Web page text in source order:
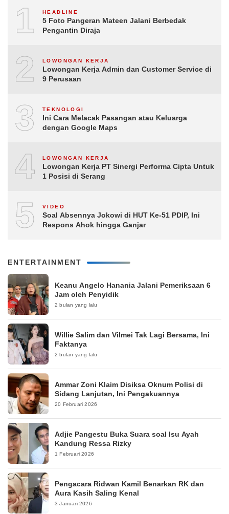
1 HEADLINE
5 Foto Pangeran Mateen Jalani Berbedak
Pengantin Diraja
2 LOWONGAN KERJA
Lowongan Kerja Admin dan Customer Service di
9 Perusaan
3 TEKNOLOGI
Ini Cara Melacak Pasangan atau Keluarga
dengan Google Maps
4 LOWONGAN KERJA
Lowongan Kerja PT Sinergi Performa Cipta Untuk
1 Posisi di Serang
5 VIDEO
Soal Absennya Jokowi di HUT Ke-51 PDIP, Ini
Respons Ahok hingga Ganjar
ENTERTAINMENT
Keanu Angelo Hanania Jalani Pemeriksaan 6
Jam oleh Penyidik
2 bulan yang lalu
Willie Salim dan Vilmei Tak Lagi Bersama, Ini
Faktanya
2 bulan yang lalu
Ammar Zoni Klaim Disiksa Oknum Polisi di
Sidang Lanjutan, Ini Pengakuannya
20 Februari 2026
Adjie Pangestu Buka Suara soal Isu Ayah
Kandung Ressa Rizky
1 Februari 2026
Pengacara Ridwan Kamil Benarkan RK dan
Aura Kasih Saling Kenal
3 Januari 2026